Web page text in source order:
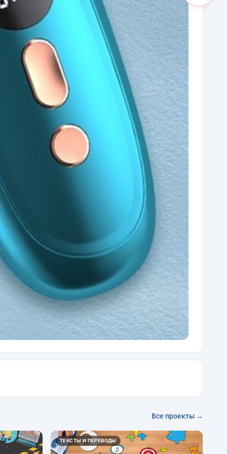
Все проекты →
ТЕКСТЫ И ПЕРЕВОДЫ